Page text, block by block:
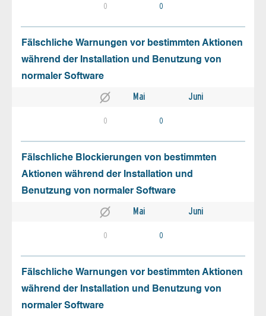
0 0
Fälschliche Warnungen vor bestimmten Aktionen
während der Installation und Benutzung von
normaler Software
Mai Juni
0 0
Fälschliche Blockierungen von bestimmten
Aktionen während der Installation und
Benutzung von normaler Software
Mai Juni
0 0
Fälschliche Warnungen vor bestimmten Aktionen
während der Installation und Benutzung von
normaler Software